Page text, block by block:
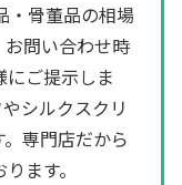
・骨董品の相場
問い合わせ時
ご提示しま
シルクスクリ
専門店だから
ます。